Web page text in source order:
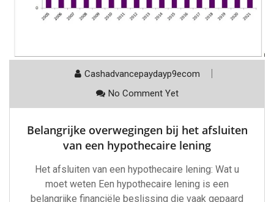
Cashadvancepaydayp9ecom
No Comment Yet
Belangrijke overwegingen bij het afsluiten
van een hypothecaire lening
Het afsluiten van een hypothecaire lening: Wat u
moet weten Een hypothecaire lening is een
belangrijke financiële beslissing die vaak gepaard